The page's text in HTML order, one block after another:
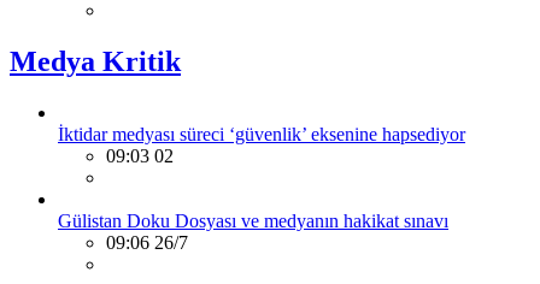
Medya Kritik
İktidar medyası süreci ‘güvenlik’ eksenine hapsediyor
09:03 02
Gülistan Doku Dosyası ve medyanın hakikat sınavı
09:06 26/7